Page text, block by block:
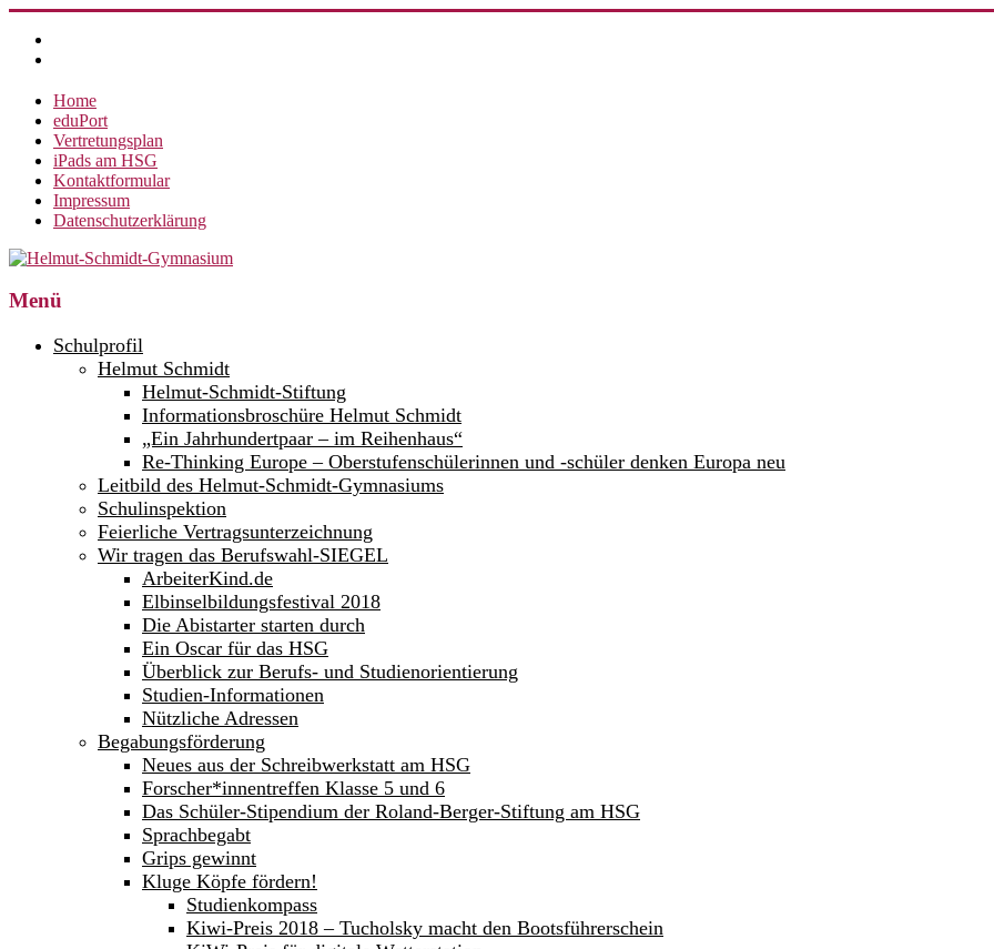
Inhalt
springen
Home
eduPort
Vertretungsplan
iPads am HSG
Kontaktformular
Impressum
Datenschutzerklärung
Helmut-
Gymnasium
Menü
Schulprofil
Helmut Schmidt
Helmut-Schmidt-Stiftung
Informationsbroschüre Helmut Schmidt
„Ein Jahrhundertpaar – im Reihenhaus“
Re-Thinking Europe – Oberstufenschülerinnen und -schüler denken Europa neu
Leitbild des Helmut-Schmidt-Gymnasiums
Schulinspektion
Feierliche Vertragsunterzeichnung
Wir tragen das Berufswahl-SIEGEL
ArbeiterKind.de
Elbinselbildungsfestival 2018
Die Abistarter starten durch
Ein Oscar für das HSG
Überblick zur Berufs- und Studienorientierung
Studien-Informationen
Nützliche Adressen
Begabungsförderung
Neues aus der Schreibwerkstatt am HSG
Forscher*innentreffen Klasse 5 und 6
Das Schüler-Stipendium der Roland-Berger-Stiftung am HSG
Sprachbegabt
Grips gewinnt
Kluge Köpfe fördern!
Studienkompass
Kiwi-Preis 2018 – Tucholsky macht den Bootsführerschein